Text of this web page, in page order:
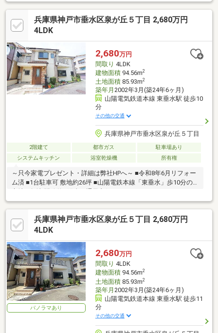
兵庫県神戸市垂水区泉が丘５丁目 2,680万円
4LDK
2,680万円
間取り 4LDK
建物面積94.56m2
土地面積85.93m2
築年月 2002年3月(築24年6ヶ月)
山陽電気鉄道本線 東垂水駅 徒歩10
分
その他の交通
兵庫県神戸市垂水区泉が丘５丁目
2階建て 都市ガス
駐車場あり
システムキッチン
浴室乾燥機 所有権
～只今家電プレゼント・詳細は弊社HPへ～ ■令和8年6月リフォー
ム済 ■1台駐車可 敷地約26坪 ■山陽電鉄本線「東垂水」歩10分の
兵庫県神戸市垂水区泉が丘５丁目 2,680万円
4LDK
パノラマあり
2,680万円
間取り 4LDK
建物面積94.56m2
土地面積85.93m2
築年月 2002年3月(築24年6ヶ月)
山陽電気鉄道本線 東垂水駅 徒歩11
分
その他の交通